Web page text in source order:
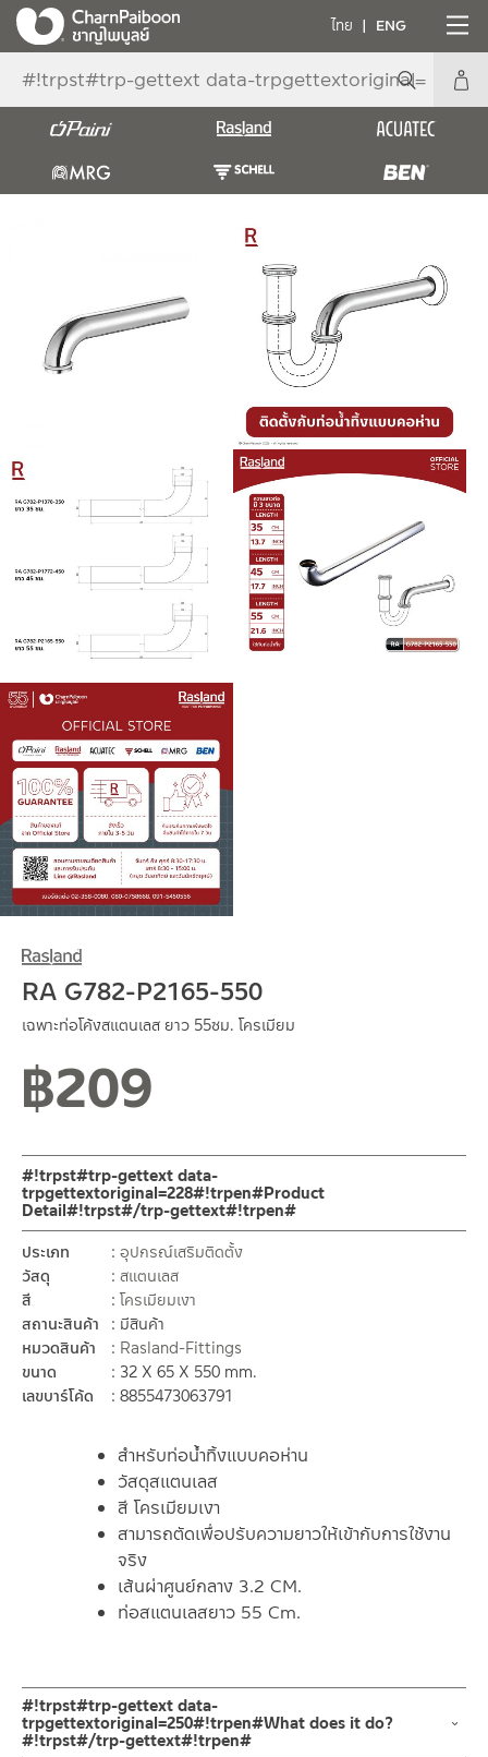
ไทย ENG
RA G782-P2165-550
เฉพาะท่อโค้งสแตนเลส ยาว 55ซม. โครเมียม
฿209
สำหรับท่อน้ำทิ้งแบบคอห่าน
วัสดุสแตนเลส
สี โครเมียมเงา
สามารถตัดเพื่อปรับความยาวให้เข้ากับการใช้งาน
จริง
เส้นผ่าศูนย์กลาง 3.2 CM.
ท่อสแตนเลสยาว 55 Cm.
#!trpst#trp-gettext data-
trpgettextoriginal=228#!trpen#Product
Detail#!trpst#/trp-gettext#!trpen#
ประเภท
อุปกรณ์เสริมติดตั้ง
วัสดุ
สแตนเลส
สี
โครเมียมเงา
สถานะสินค้า
มีสินค้า
หมวดสินค้า
Rasland-Fittings
ขนาด
32 X 65 X 550 mm.
เลขบาร์โค้ด
8855473063791
#!trpst#trp-gettext data-
trpgettextoriginal=250#!trpen#What does it do?
#!trpst#/trp-gettext#!trpen#